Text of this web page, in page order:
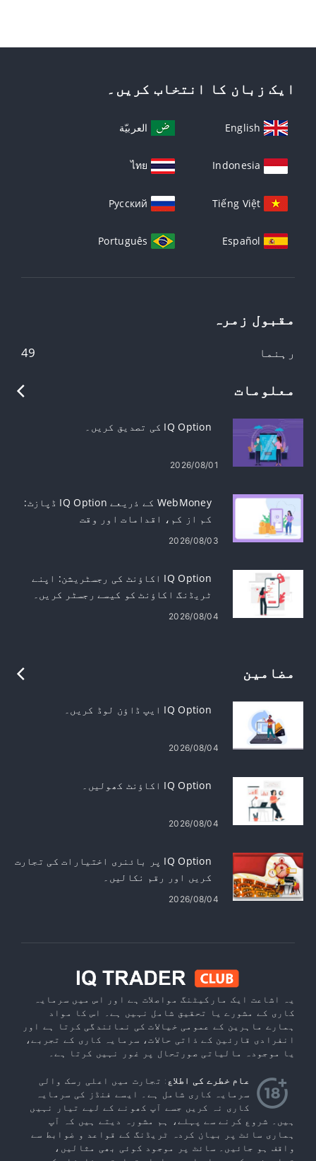
ایک زبان کا انتخاب کریں۔
English العربيّة
Indonesia
ไทย
Tiếng Việt
Русский
Español
Português
مقبول زمرہ
49 رہنما
معلومات
IQ Option کی تصدیق کریں۔
2026/08/01
WebMoney کے ذریعے IQ Option ڈپازٹ:
کم از کم، اقدامات اور وقت
2026/08/03
IQ Option اکاؤنٹ کی رجسٹریشن: اپنے
ٹریڈنگ اکاؤنٹ کو کیسے رجسٹر کریں۔
2026/08/04
مضامین
IQ Option ایپ ڈاؤن لوڈ کریں۔
2026/08/04
IQ Option اکاؤنٹ کھولیں۔
2026/08/04
IQ Option پر بائنری اختیارات کی تجارت
کریں اور رقم نکالیں۔
2026/08/04
یہ اشاعت ایک مارکیٹنگ مواصلات ہے اور اس میں سرمایہ
کاری کے مشورے یا تحقیق شامل نہیں ہے۔ اس کا مواد
ہمارے ماہرین کے عمومی خیالات کی نمائندگی کرتا ہے اور
انفرادی قارئین کے ذاتی حالات، سرمایہ کاری کے تجربے،
یا موجودہ مالیاتی صورتحال پر غور نہیں کرتا ہے۔
عام خطرے کی اطلاع : تجارت میں اعلی رسک والی
سرمایہ کاری شامل ہے۔ ایسے فنڈز کی سرمایہ
کاری نہ کریں جسے آپ کھونے کے لیے تیار نہیں
ہیں۔ شروع کرنے سے پہلے، ہم مشورہ دیتے ہیں کہ آپ
ہماری سائٹ پر بیان کردہ ٹریڈنگ کے قواعد و ضوابط سے
واقف ہو جائیں۔ سائٹ پر موجود کوئی بھی مثالیں،